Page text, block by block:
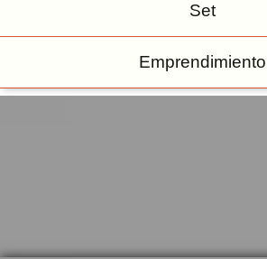
Set
Emprendimiento